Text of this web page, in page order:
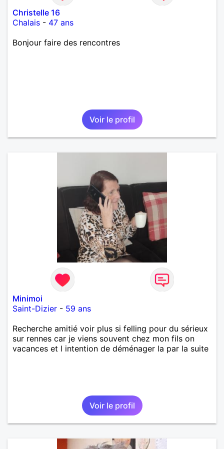
Christelle 16
Chalais - 47 ans
Bonjour faire des rencontres
Voir le profil
Minimoi
Saint-Dizier - 59 ans
Recherche amitié voir plus si felling pour du sérieux
sur rennes car je viens souvent chez mon fils on
vacances et l intention de déménager la par la suite
Voir le profil